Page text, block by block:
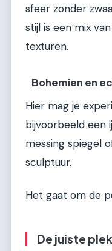
sfeer zonder
stijl is een mix
texturen.
Bohemien en
Hier mag je
bijvoorbeeld een
messing spiegel
sculptuur.
Het gaat om de
De juiste